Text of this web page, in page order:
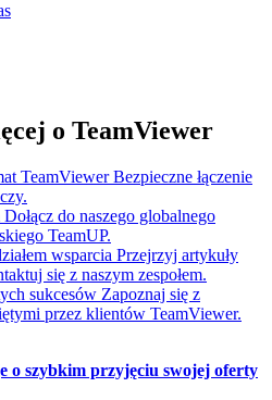
o TeamViewer
TeamViewer Bezpieczne łączenie
Dołącz do naszego globalnego
TeamUP.
wsparcia Przejrzyj artykuły
się z naszym zespołem.
sukcesów Zapoznaj się z
przez klientów TeamViewer.
o szybkim przyjęciu swojej oferty